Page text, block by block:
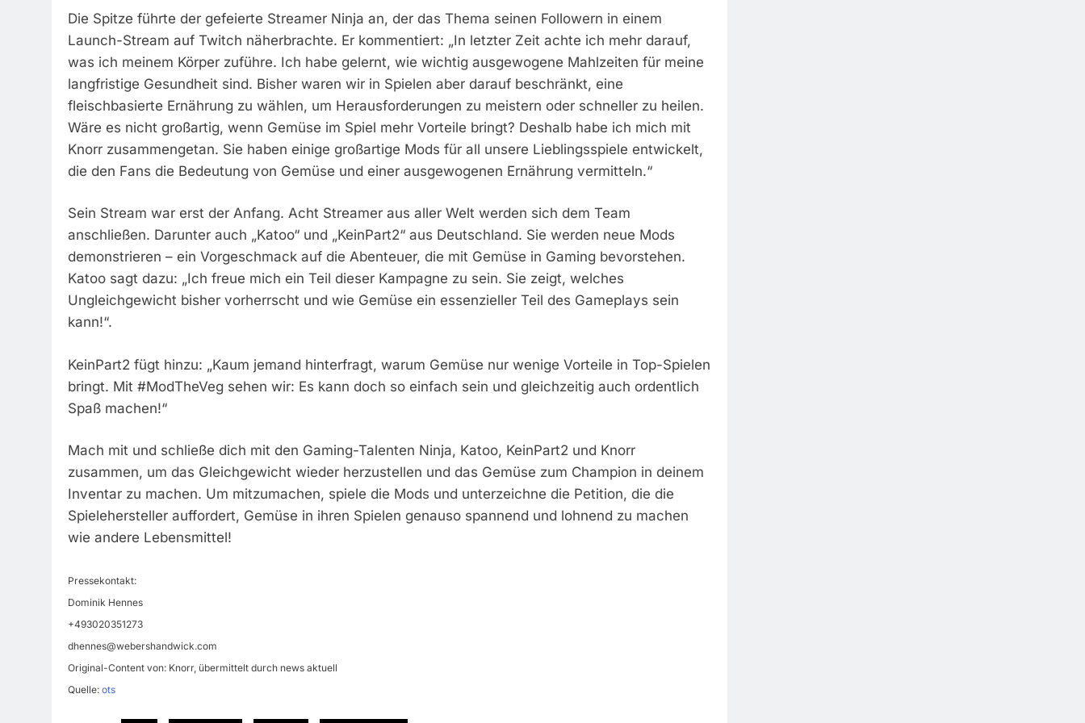
Die Spitze führte der gefeierte Streamer Ninja an, der das Thema seinen Followern in einem
Launch-Stream auf Twitch näherbrachte. Er kommentiert: „In letzter Zeit achte ich mehr darauf,
was ich meinem Körper zuführe. Ich habe gelernt, wie wichtig ausgewogene Mahlzeiten für meine
langfristige Gesundheit sind. Bisher waren wir in Spielen aber darauf beschränkt, eine
fleischbasierte Ernährung zu wählen, um Herausforderungen zu meistern oder schneller zu heilen.
Wäre es nicht großartig, wenn Gemüse im Spiel mehr Vorteile bringt? Deshalb habe ich mich mit
Knorr zusammengetan. Sie haben einige großartige Mods für all unsere Lieblingsspiele entwickelt,
die den Fans die Bedeutung von Gemüse und einer ausgewogenen Ernährung vermitteln.“
Sein Stream war erst der Anfang. Acht Streamer aus aller Welt werden sich dem Team
anschließen. Darunter auch „Katoo“ und „KeinPart2“ aus Deutschland. Sie werden neue Mods
demonstrieren – ein Vorgeschmack auf die Abenteuer, die mit Gemüse in Gaming bevorstehen.
Katoo sagt dazu: „Ich freue mich ein Teil dieser Kampagne zu sein. Sie zeigt, welches
Ungleichgewicht bisher vorherrscht und wie Gemüse ein essenzieller Teil des Gameplays sein
kann!“.
KeinPart2 fügt hinzu: „Kaum jemand hinterfragt, warum Gemüse nur wenige Vorteile in Top-Spielen
bringt. Mit #ModTheVeg sehen wir: Es kann doch so einfach sein und gleichzeitig auch ordentlich
Spaß machen!“
Mach mit und schließe dich mit den Gaming-Talenten Ninja, Katoo, KeinPart2 und Knorr
zusammen, um das Gleichgewicht wieder herzustellen und das Gemüse zum Champion in deinem
Inventar zu machen. Um mitzumachen, spiele die Mods und unterzeichne die Petition, die die
Spielehersteller auffordert, Gemüse in ihren Spielen genauso spannend und lohnend zu machen
wie andere Lebensmittel!
Pressekontakt:
Dominik Hennes
+493020351273
dhennes@webershandwick.com
Original-Content von: Knorr, übermittelt durch news aktuell
Quelle: ots